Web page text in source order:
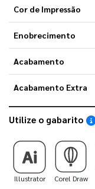
Cor de Impressão
Enobrecimento
Acabamento
Acabamento Extra
Utilize o gabarito
Illustrator Corel Draw